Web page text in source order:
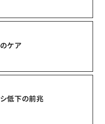
ケア
低下の前兆